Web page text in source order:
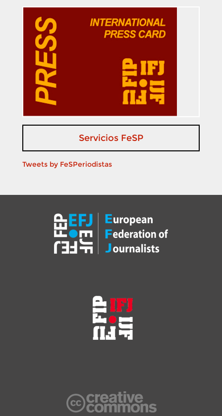
Servicios FeSP
Tweets by FeSPeriodistas